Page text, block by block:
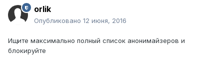
orlik
Опубликовано 12 июня, 2016
Ищите максимально полный список анонимайзеров и
блокируйте